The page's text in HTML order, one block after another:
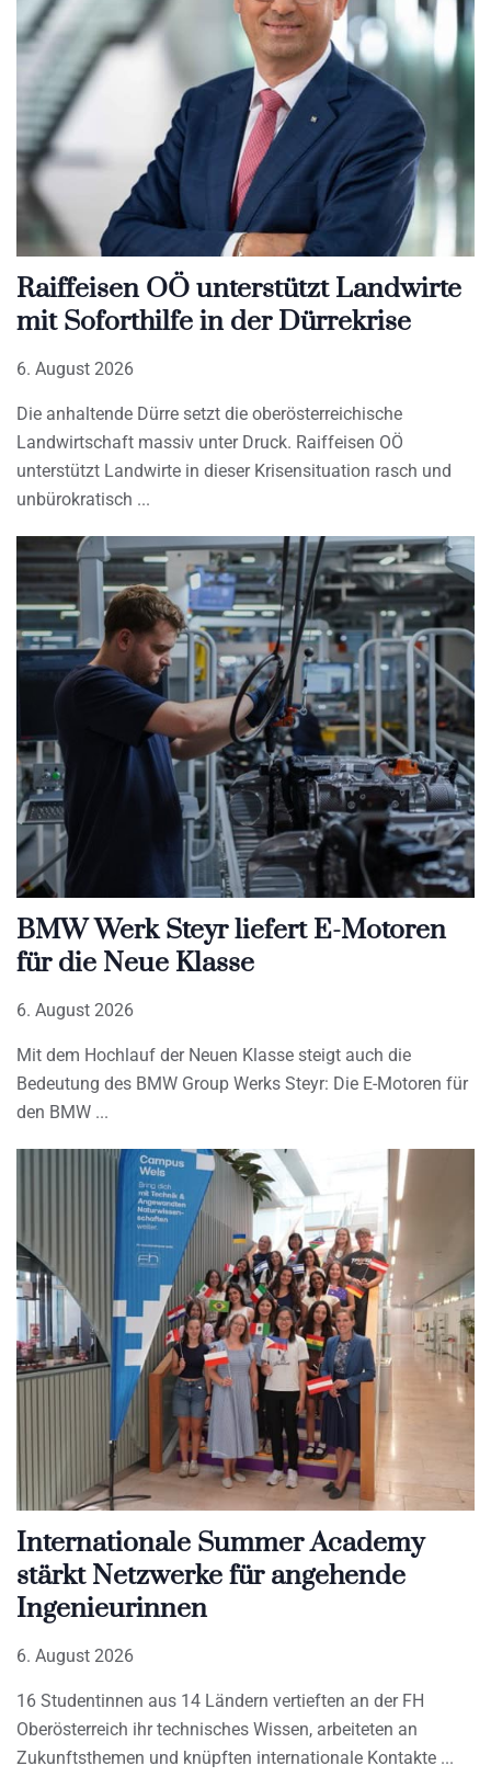
Raiffeisen OÖ unterstützt Landwirte
mit Soforthilfe in der Dürrekrise
6. August 2026
Die anhaltende Dürre setzt die oberösterreichische
Landwirtschaft massiv unter Druck. Raiffeisen OÖ
unterstützt Landwirte in dieser Krisensituation rasch und
unbürokratisch
BMW Werk Steyr liefert E-Motoren
für die Neue Klasse
6. August 2026
Mit dem Hochlauf der Neuen Klasse steigt auch die
Bedeutung des BMW Group Werks Steyr: Die E-Motoren für
den BMW
Internationale Summer Academy
stärkt Netzwerke für angehende
Ingenieurinnen
6. August 2026
16 Studentinnen aus 14 Ländern vertieften an der FH
Oberösterreich ihr technisches Wissen, arbeiteten an
Zukunftsthemen und knüpften internationale Kontakte